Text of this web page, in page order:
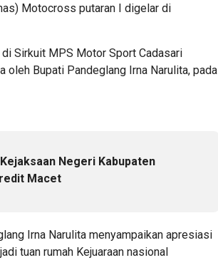
Motocross putaran I digelar di
Sirkuit MPS Motor Sport Cadasari
oleh Bupati Pandeglang Irna Narulita, pada
Negeri Kabupaten
Macet
Irna Narulita menyampaikan apresiasi
tuan rumah Kejuaraan nasional